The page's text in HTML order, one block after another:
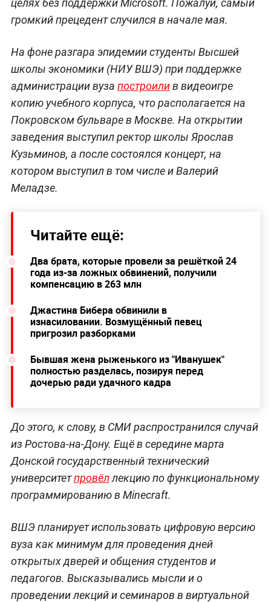
целях без поддержки Microsoft. Пожалуй, самый
громкий прецедент случился в начале мая.
На фоне разгара эпидемии студенты Высшей
школы экономики (НИУ ВШЭ) при поддержке
администрации вуза построилив видеоигре
копию учебного корпуса, что располагается на
Покровском бульваре в Москве. На открытии
заведения выступил ректор школы Ярослав
Кузьминов, а после состоялся концерт, на
котором выступил в том числе и Валерий
Меладзе.
Читайте ещё:
Два брата, которые провели за решёткой 24
года из-за ложных обвинений, получили
компенсацию в 263 млн
Джастина Бибера обвинили в
изнасиловании. Возмущённый певец
пригрозил разборками
Бывшая жена рыженького из "Иванушек"
полностью разделась, позируя перед
дочерью ради удачного кадра
До этого, к слову, в СМИ распространился случай
из Ростова-на-Дону. Ещё в середине марта
Донской государственный технический
университетпровёллекцию по функциональному
программированию в Minecraft.
ВШЭ планирует использовать цифровую версию
вуза как минимум для проведения дней
открытых дверей и общения студентов и
педагогов. Высказывались мысли и о
проведении лекций и семинаров в виртуальной